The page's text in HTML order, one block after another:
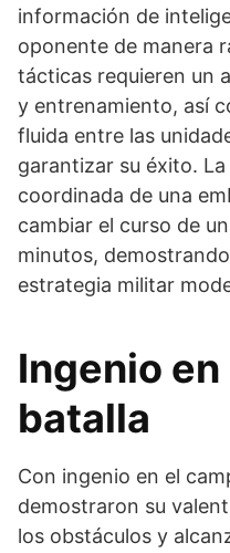
información de
oponente de manera
tácticas requieren un
y entrenamiento, así
fluida entre las
garantizar su éxito.
coordinada de una
cambiar el curso de
minutos,
estrategia militar
Ingenio
batalla
Con ingenio en el
demostraron su
los obstáculos y